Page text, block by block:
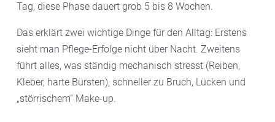
Tag, diese Phase dauert grob 5 bis 8 Wochen.
Das erklärt zwei wichtige Dinge für den Alltag: Erstens
sieht man Pflege-Erfolge nicht über Nacht. Zweitens
führt alles, was ständig mechanisch stresst (Reiben,
Kleber, harte Bürsten), schneller zu Bruch, Lücken und
„störrischem“ Make-up.